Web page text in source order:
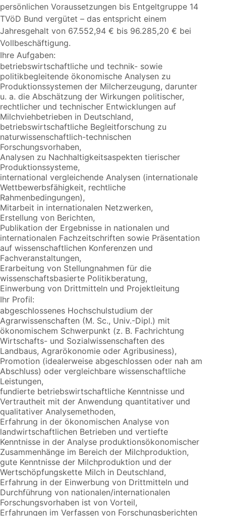
persönlichen Voraussetzungen bis Entgeltgruppe 14
TVöD Bund vergütet – das entspricht einem
Jahresgehalt von 67.552,94 € bis 96.285,20 € bei
Vollbeschäftigung.
Ihre Aufgaben:
betriebswirtschaftliche und technik- sowie
politikbegleitende ökonomische Analysen zu
Produktionssystemen der Milcherzeugung, darunter
u. a. die Abschätzung der Wirkungen politischer,
rechtlicher und technischer Entwicklungen auf
Milchviehbetrieben in Deutschland,
betriebswirtschaftliche Begleitforschung zu
naturwissenschaftlich-technischen
Forschungsvorhaben,
Analysen zu Nachhaltigkeitsaspekten tierischer
Produktionssysteme,
international vergleichende Analysen (internationale
Wettbewerbsfähigkeit, rechtliche
Rahmenbedingungen),
Mitarbeit in internationalen Netzwerken,
Erstellung von Berichten,
Publikation der Ergebnisse in nationalen und
internationalen Fachzeitschriften sowie Präsentation
auf wissenschaftlichen Konferenzen und
Fachveranstaltungen,
Erarbeitung von Stellungnahmen für die
wissenschaftsbasierte Politikberatung,
Einwerbung von Drittmitteln und Projektleitung
Ihr Profil:
abgeschlossenes Hochschulstudium der
Agrarwissenschaften (M. Sc., Univ.-Dipl.) mit
ökonomischem Schwerpunkt (z. B. Fachrichtung
Wirtschafts- und Sozialwissenschaften des
Landbaus, Agrarökonomie oder Agribusiness),
Promotion (idealerweise abgeschlossen oder nah am
Abschluss) oder vergleichbare wissenschaftliche
Leistungen,
fundierte betriebswirtschaftliche Kenntnisse und
Vertrautheit mit der Anwendung quantitativer und
qualitativer Analysemethoden,
Erfahrung in der ökonomischen Analyse von
landwirtschaftlichen Betrieben und vertiefte
Kenntnisse in der Analyse produktionsökonomischer
Zusammenhänge im Bereich der Milchproduktion,
gute Kenntnisse der Milchproduktion und der
Wertschöpfungskette Milch in Deutschland,
Erfahrung in der Einwerbung von Drittmitteln und
Durchführung von nationalen/internationalen
Forschungsvorhaben ist von Vorteil,
Erfahrungen im Verfassen von Forschungsberichten